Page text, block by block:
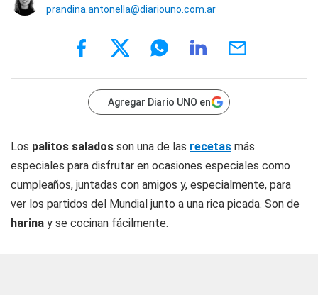
prandina.antonella@diariouno.com.ar
Agregar Diario UNO en
Los palitos salados son una de las recetas más
especiales para disfrutar en ocasiones especiales como
cumpleaños, juntadas con amigos y, especialmente, para
ver los partidos del Mundial junto a una rica picada. Son de
harina y se cocinan fácilmente.